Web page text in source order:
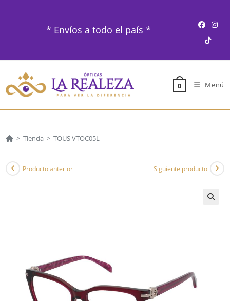
* Envíos a todo el país *
0 Menú
> Tienda > TOUS VTOC05L
Producto anterior Siguiente producto